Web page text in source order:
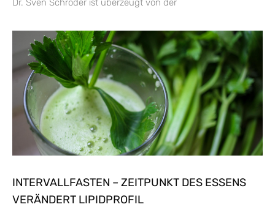
INTERVALLFASTEN – ZEITPUNKT DES ESSENS
VERÄNDERT LIPIDPROFIL